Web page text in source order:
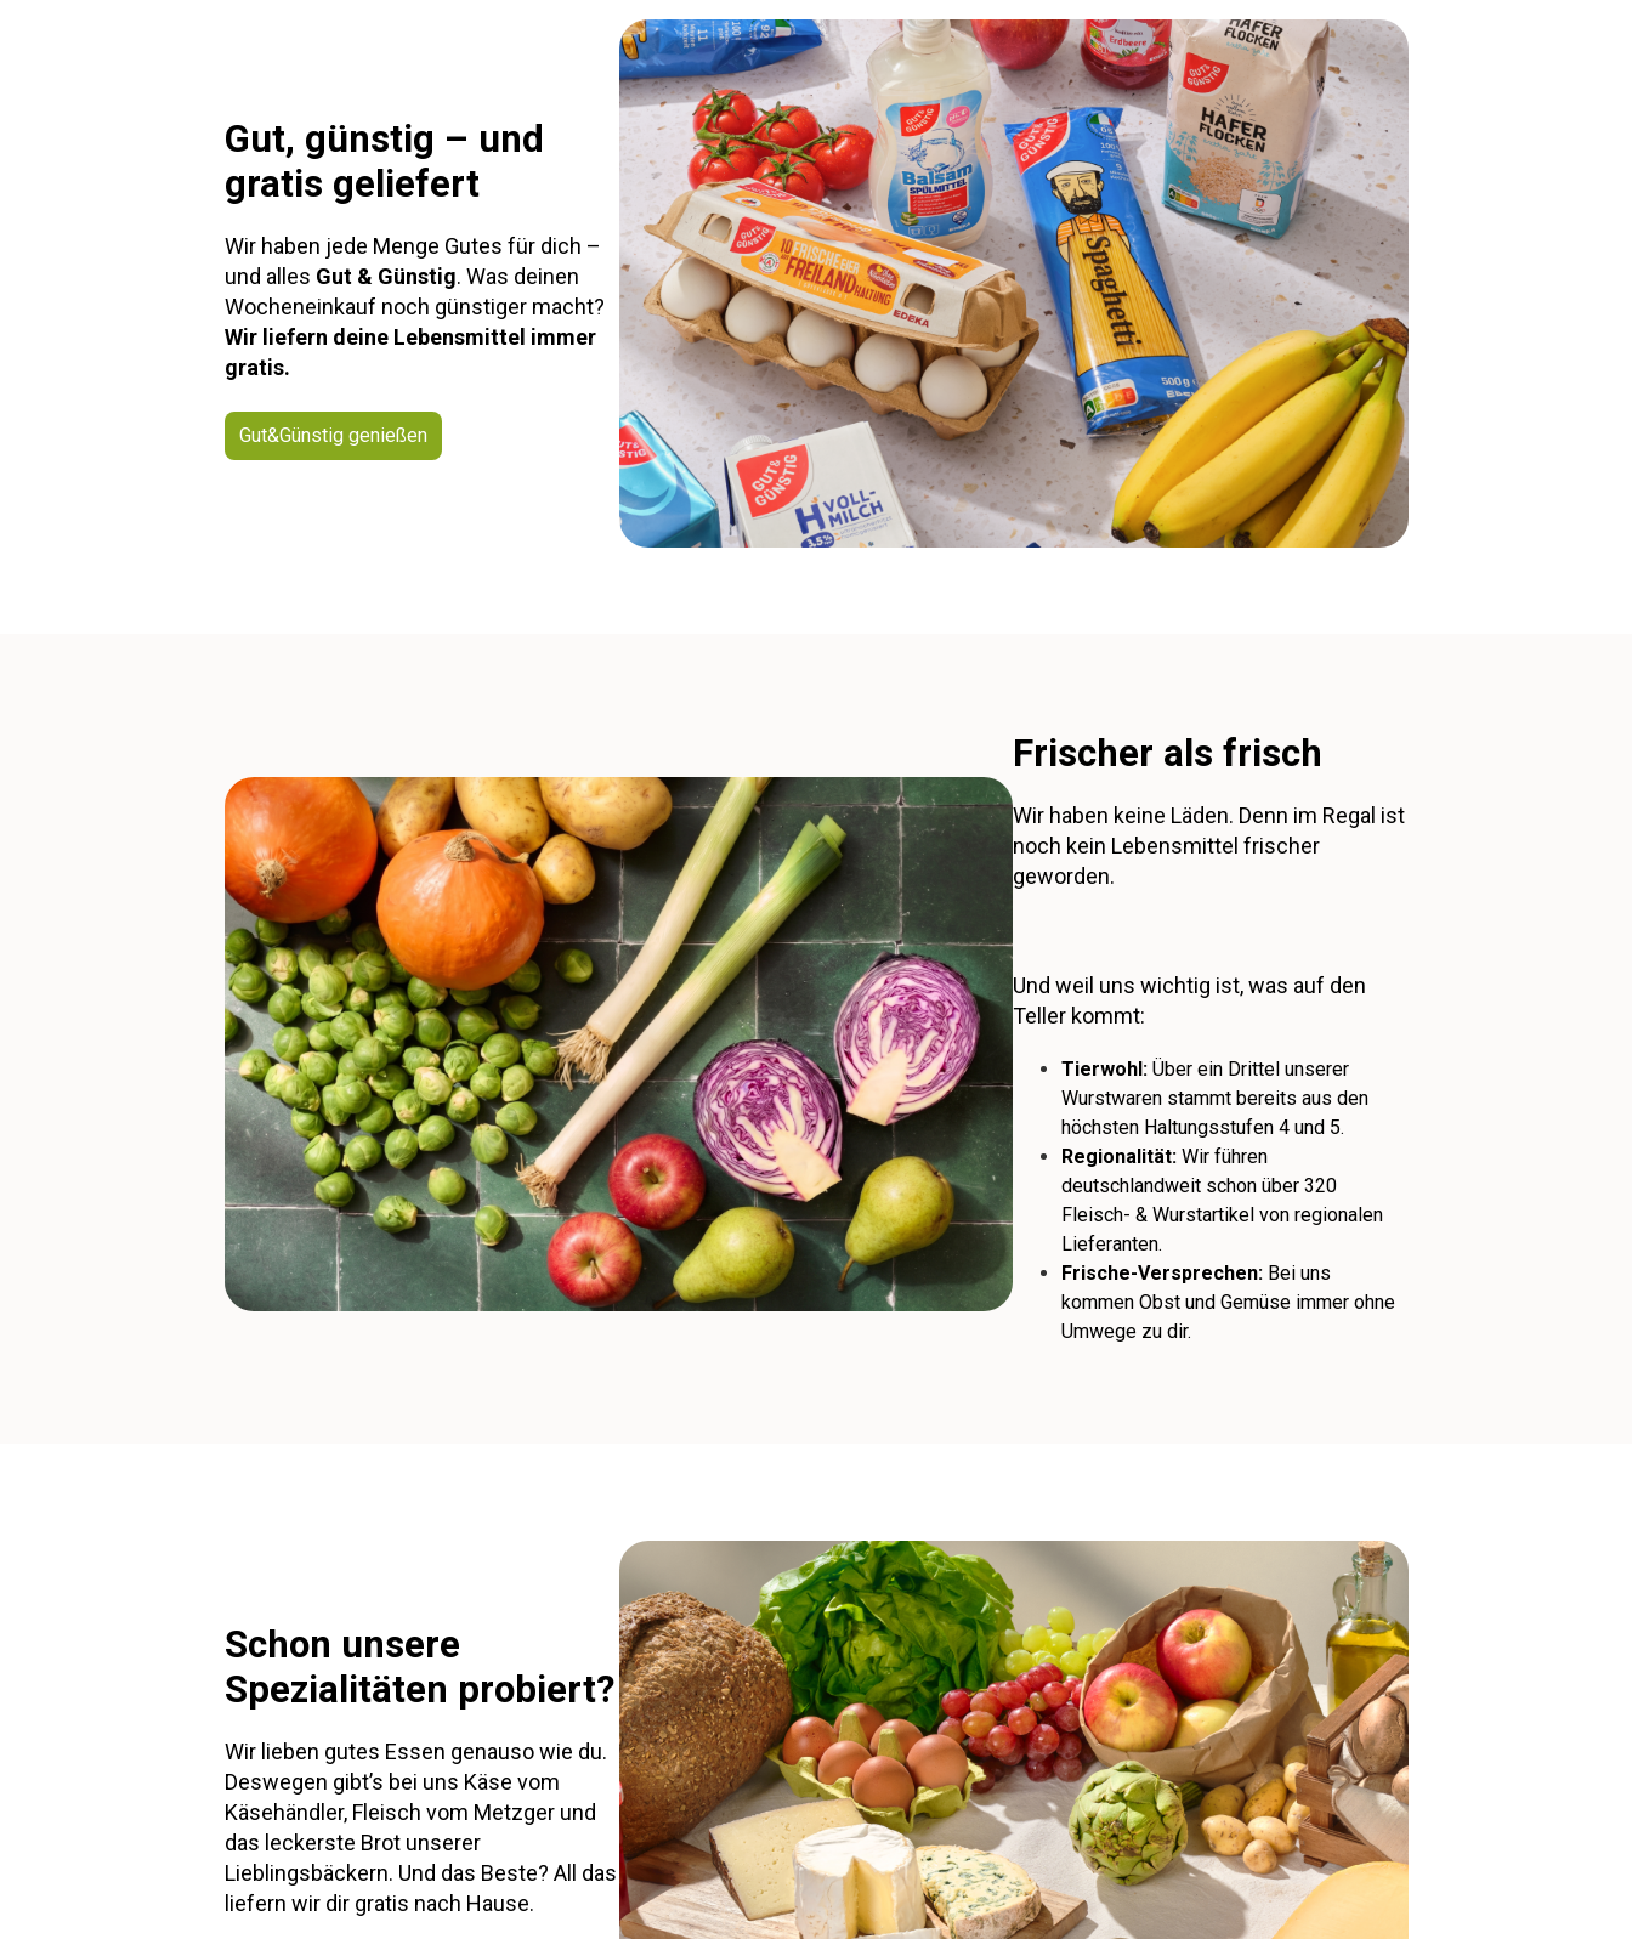
Gut, günstig – und
gratis geliefert
Wir haben jede Menge Gutes für dich –
und alles Gut & Günstig. Was deinen
Wocheneinkauf noch günstiger macht?
Wir liefern deine Lebensmittel immer
gratis.
Gut&Günstig genießen
Frischer als frisch
Wir haben keine Läden. Denn im Regal ist
noch kein Lebensmittel frischer
geworden.
Und weil uns wichtig ist, was auf den
Teller kommt:
Tierwohl: Über ein Drittel unserer
Wurstwaren stammt bereits aus den
höchsten Haltungsstufen 4 und 5.
Regionalität: Wir führen
deutschlandweit schon über 320
Fleisch- & Wurstartikel von regionalen
Lieferanten.
Frische-Versprechen: Bei uns
kommen Obst und Gemüse immer ohne
Umwege zu dir.
Schon unsere
Spezialitäten probiert?
Wir lieben gutes Essen genauso wie du.
Deswegen gibt’s bei uns Käse vom
Käsehändler, Fleisch vom Metzger und
das leckerste Brot unserer
Lieblingsbäckern. Und das Beste? All das
liefern wir dir gratis nach Hause.